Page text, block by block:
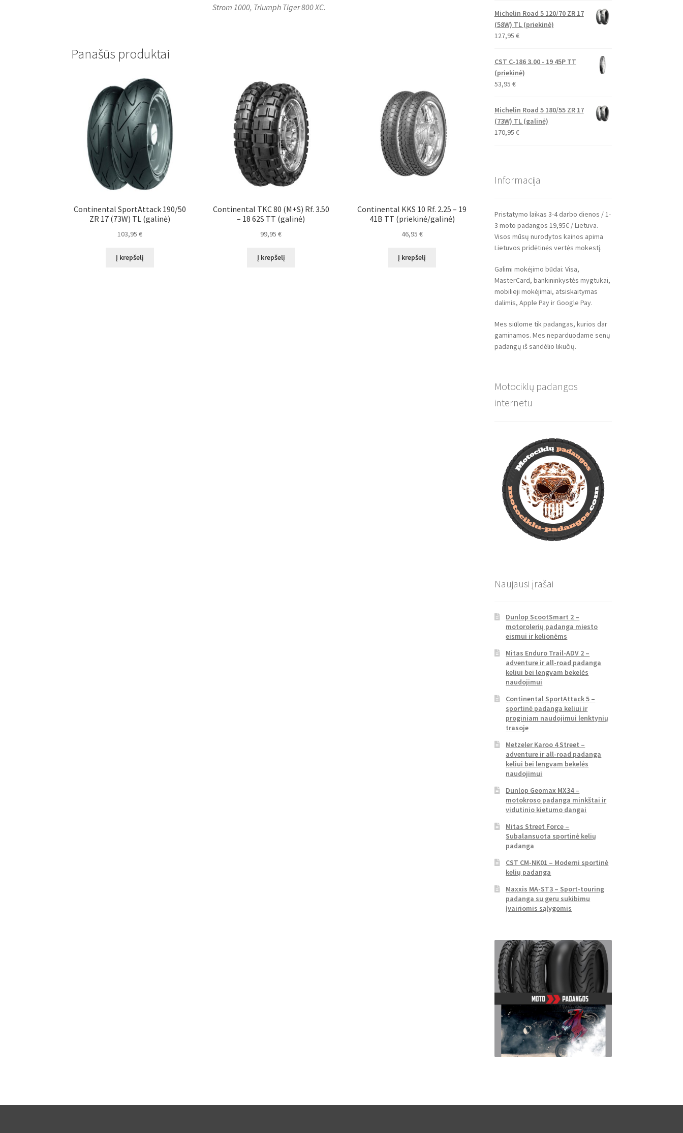
Strom 1000, Triumph Tiger 800 XC.
Panašūs produktai
Continental SportAttack 190/50
ZR 17 (73W) TL (galinė)
103,95€
Į krepšelį
Continental TKC 80 (M+S) Rf. 3.50
– 18 62S TT (galinė)
99,95€
Į krepšelį
Continental KKS 10 Rf. 2.25 – 19
41B TT (priekinė/galinė)
46,95 €
Į krepšelį
Michelin Road 5 120/70 ZR 17
(58W) TL (priekinė)
127,95 €
CST C-186 3.00 - 19 45P TT
(priekinė)
53,95 €
Michelin Road 5 180/55 ZR 17
(73W) TL (galinė)
170,95 €
Informacija
Pristatymo laikas 3-4 darbo dienos / 1-
3 moto padangos 19,95€ / Lietuva.
Visos mūsų nurodytos kainos apima
Lietuvos pridėtinės vertės mokestį.
Galimi mokėjimo būdai: Visa,
MasterCard, bankininkystės mygtukai,
mobilieji mokėjimai, atsiskaitymas
dalimis, Apple Pay ir Google Pay.
Mes siūlome tik padangas, kurios dar
gaminamos. Mes neparduodame senų
padangų iš sandėlio likučių.
Motociklų padangos
internetu
Naujausi įrašai
Dunlop ScootSmart 2 –
motorolerių padanga miesto
eismui ir kelionėms
Mitas Enduro Trail-ADV 2 –
adventure ir all-road padanga
keliui bei lengvam bekelės
naudojimui
Continental SportAttack 5 –
sportinė padanga keliui ir
proginiam naudojimui lenktynių
trasoje
Metzeler Karoo 4 Street –
adventure ir all-road padanga
keliui bei lengvam bekelės
naudojimui
Dunlop Geomax MX34 –
motokroso padanga minkštai ir
vidutinio kietumo dangai
Mitas Street Force –
Subalansuota sportinė kelių
padanga
CST CM-NK01 – Moderni sportinė
kelių padanga
Maxxis MA-ST3 – Sport-touring
padanga su geru sukibimu
įvairiomis sąlygomis